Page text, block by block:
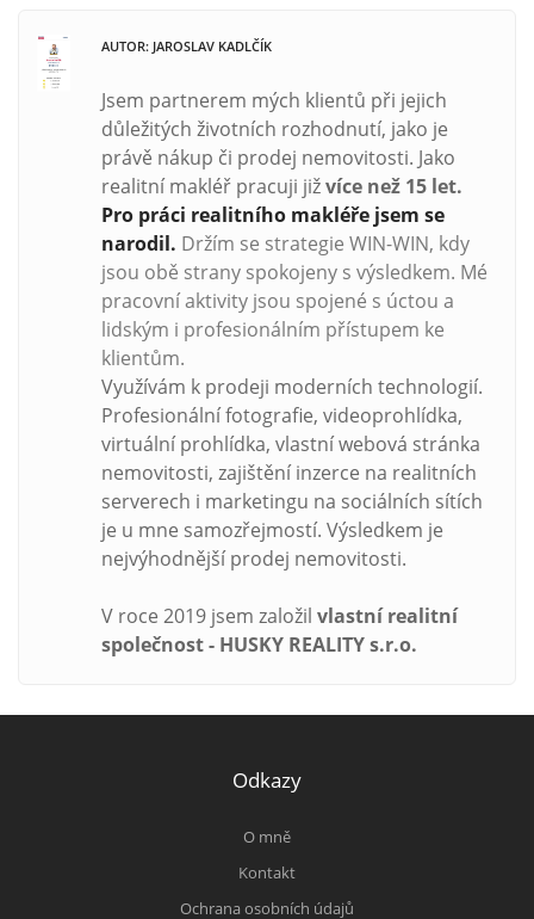
AUTOR: JAROSLAV KADLČÍK
Jsem partnerem mých klientů při jejich
důležitých životních rozhodnutí, jako je
právě nákup či prodej nemovitosti. Jako
realitní makléř pracuji jižvíce než 15 let.
Pro práci realitního makléře jsem se
narodil. Držím se strategie WIN-WIN, kdy
jsou obě strany spokojeny s výsledkem. Mé
pracovní aktivity jsou spojené s úctou a
lidským i profesionálním přístupem ke
klientům.
Využívám k prodeji moderních technologií.
Profesionální fotografie, videoprohlídka,
virtuální prohlídka, vlastní webová stránka
nemovitosti, zajištění inzerce na realitních
serverech i marketingu na sociálních sítích
je u mne samozřejmostí. Výsledkem je
nejvýhodnější prodej nemovitosti.
V roce 2019 jsem založilvlastní realitní
společnost - HUSKY REALITY s.r.o.
Odkazy
O mně
Kontakt
Ochrana osobních údajů